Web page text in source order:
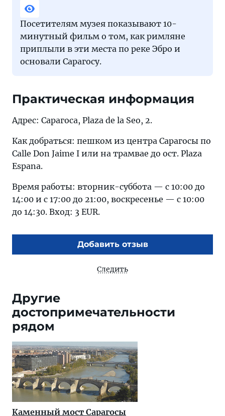
Посетителям музея показывают 10-
минутный фильм о том, как римляне
приплыли в эти места по реке Эбро и
основали Сарагосу.
Практическая информация
Адрес: Сарагоса, Plaza de la Seo, 2.
Как добраться: пешком из центра Сарагосы по
Calle Don Jaime I или на трамвае до ост. Plaza
Espana.
Время работы: вторник-суббота — с 10:00 до
14:00 и с 17:00 до 21:00, воскресенье — с 10:00
до 14:30. Вход: 3 EUR.
Добавить отзыв
Следить
Другие
достопримечательности
рядом
Каменный мост Сарагосы